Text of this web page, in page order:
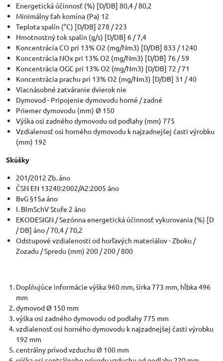
Energetická účinnosť (%) [D/DB] 80,4 / 80,2
Minimálny ťah komína (Pa) 12
Teplota spalín (°C) [D/DB] 278 / 223
Hmotnostný tok spalín (g/s) [D/DB] 6 / 7,4
Koncentrácia CO pri 13% O2 (mg/Nm3) [D/DB] 833 / 1240
Koncentrácia NOx pri 13% O2 (mg/Nm3) [D/DB] 76 / 59
Koncentrácia OGC pri 13% O2 (mg/Nm3) [D/DB] 72 / 71
Koncentrácia prachu pri 13% O2 (mg/Nm3) [D/DB] 31 / 40
Viacnásobné zatváranie dvierok nie
Dymovod - Pripojenie dymovodu horné / zadné
Priemer dymovodu (mm) Ø 150
Výška osi zadného dymovodu od podlahy (mm) 775
Vzdialenosť osi horného dymovodu k najzadnejšej časti výrobku
(mm) 192
Skúšky
201/2012 Zb. áno
ČSN EN 13240:2002/A2:2005 áno
BvG §15a áno
I. BImSchV Stufe 2 áno
EKODESIGN / Sezónna energetická účinnosť vykurovania (%) [D
/ DB] áno / 70,4 / 70,2
Odstupové vzdialenosti od horľavých materiálov - Zboku /
Zozadu / Spredu (mm) 200 / 200 / 800
Doplňujúce informácie výška 960 mm, šírka 773 mm, hĺbka 496
mm
dymovod Ø 150 mm
výška osi zadného dymovodu od podlahy 775 mm
vzdialenosť osi horného dymovodu k najzadnejšej časti výrobku
192 mm
centrálny prívod vzduchu Ø 100 mm